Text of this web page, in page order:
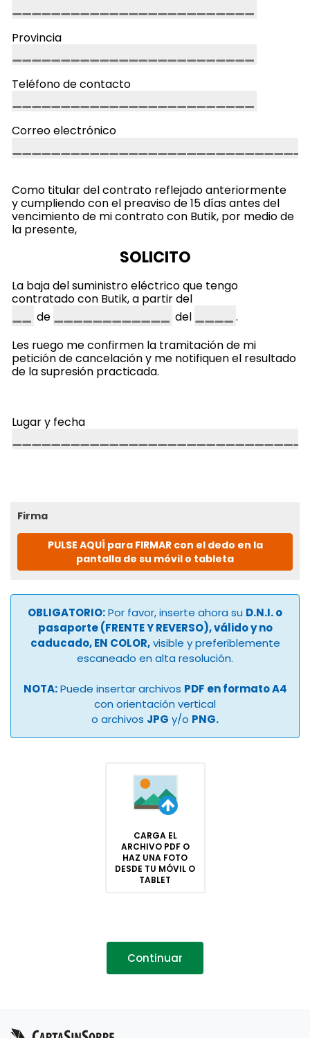
Provincia
Teléfono de contacto
Correo electrónico
Como titular del contrato reflejado anteriormente
y cumpliendo con el preaviso de 15 días antes del
vencimiento de mi contrato con Butik, por medio de
la presente,
SOLICITO
La baja del suministro eléctrico que tengo
contratado con Butik, a partir del
de
del
.
Les ruego me confirmen la tramitación de mi
petición de cancelación y me notifiquen el resultado
de la supresión practicada.
Lugar y fecha
Firma
PULSE AQUÍ para FIRMAR con el dedo en la
pantalla de su móvil o tableta
OBLIGATORIO:Por favor, inserte ahora su D.N.I. o
pasaporte (FRENTE Y REVERSO), válido y no
caducado, EN COLOR,visible y preferiblemente
escaneado en alta resolución.
NOTA:Puede insertar archivos PDF en formato A4
con orientación vertical
o archivos JPG y/o PNG.
CARGA EL
ARCHIVO PDF O
HAZ UNA FOTO
DESDE TU MÓVIL O
TABLET
Continuar